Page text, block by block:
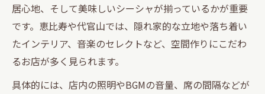
居心地、そして美味しいシーシャが揃っているかが重要
です。恵比寿や代官山では、隠れ家的な立地や落ち着い
たインテリア、音楽のセレクトなど、空間作りにこだわ
るお店が多く見られます。
具体的には、店内の照明やBGMの音量、席の間隔などが